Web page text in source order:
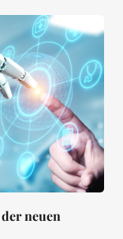
neuen